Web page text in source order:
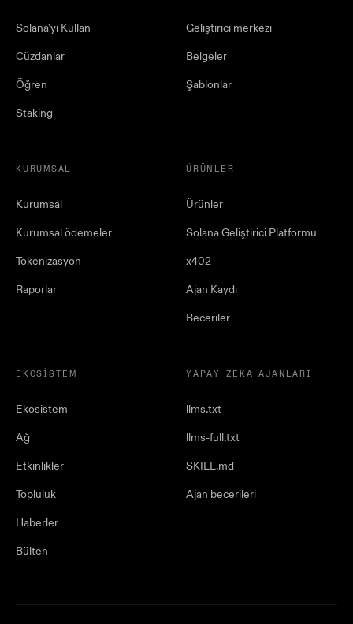
Solana'yı Kullan
Cüzdanlar
Öğren
Staking
Geliştirici merkezi
Belgeler
Şablonlar
KURUMSAL
Kurumsal
Kurumsal ödemeler
Tokenizasyon
Raporlar
ÜRÜNLER
Ürünler
Solana Geliştirici Platformu
x402
Ajan Kaydı
Beceriler
EKOSISTEM
Ekosistem
Ağ
Etkinlikler
Topluluk
Haberler
Bülten
YAPAY ZEKA AJANLARI
llms.txt
llms-full.txt
SKILL.md
Ajan becerileri